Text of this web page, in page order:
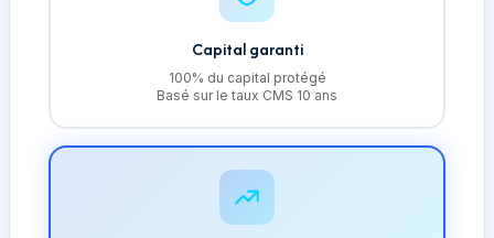
Capital garanti
100% du capital protégé
Basé sur le taux CMS 10 ans